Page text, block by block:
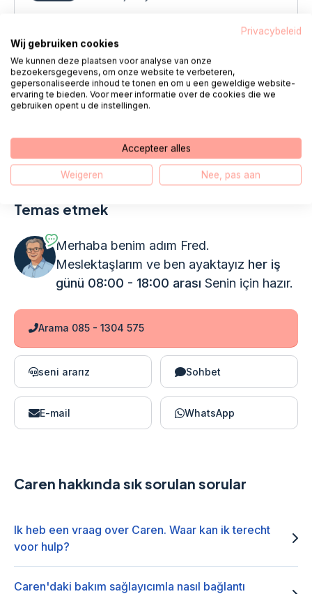
Konuyu görüntüle
10.Verileri doldurun
İstenilen bilgileri doldurun ve ileri'ye tıklayın.
Carenzorgt'ta bir hesap oluşturdunuz ve başlamaya
hazırsınız.
Temas etmek
Merhaba benim adım Fred.
Meslektaşlarım ve ben ayaktayız her iş
günü 08:00 - 18:00 arası Senin için hazır.
Arama 085 - 1304 575
seni ararız Sohbet
E-mail WhatsApp
Caren hakkında sık sorulan sorular
Ik heb een vraag over Caren. Waar kan ik terecht
voor hulp?
Caren'daki bakım sağlayıcımla nasıl bağlantı
Privacybeleid
Wij gebruiken cookies
We kunnen deze plaatsen voor analyse van onze
bezoekersgegevens, om onze website te verbeteren,
gepersonaliseerde inhoud te tonen en om u een geweldige website-
ervaring te bieden. Voor meer informatie over de cookies die we
gebruiken opent u de instellingen.
Accepteer alles
Weigeren Nee, pas aan